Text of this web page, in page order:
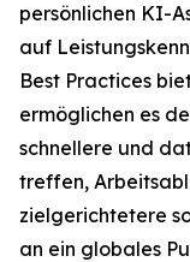
persönlichen KI-
auf
Best Practices
ermöglichen es
schnellere und
treffen,
zielgerichtetere
an ein globales